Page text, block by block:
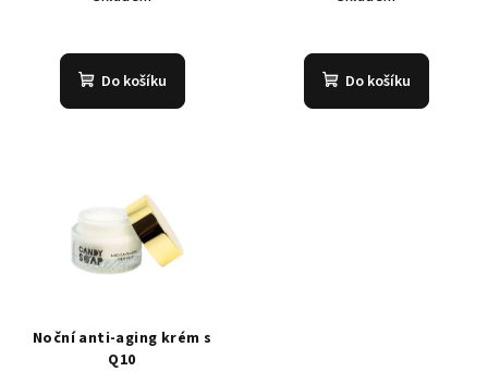
hodnocení
produktu
Do košíku
hodnocení
produktu
Do košíku
Noční anti-aging krém s
Q10